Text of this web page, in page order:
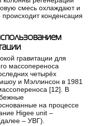
смесь охлаждают и
конденсация
гравитации для
массопереноса
четырёх
и Мэллинсон в 1981
[12]. В
на процессе
Higee unit –
– УВГ).